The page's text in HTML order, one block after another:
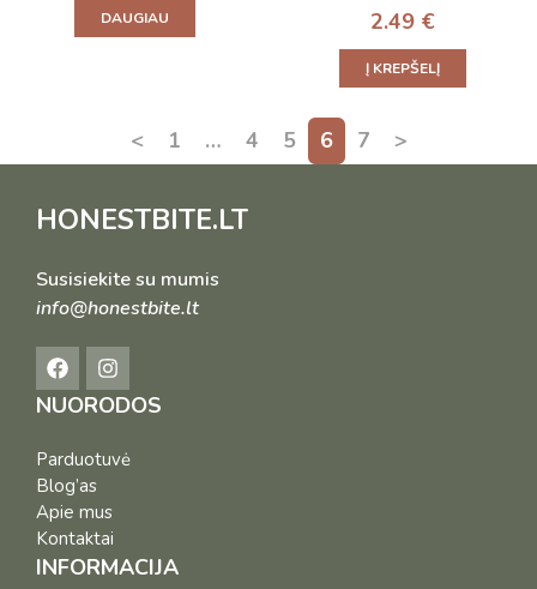
DAUGIAU 2.49 €
Į KREPŠELĮ
< 1 … 4 5 6 7 >
HONESTBITE.LT
Susisiekite su mumis
info@honestbite.lt
NUORODOS
Parduotuvė
Blog’as
Apie mus
Kontaktai
INFORMACIJA